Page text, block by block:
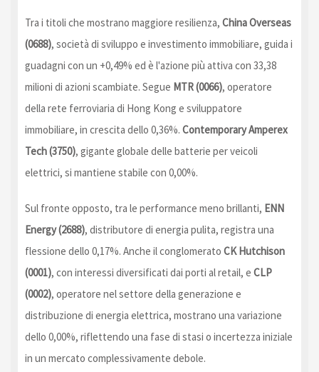
Tra i titoli che mostrano maggiore resilienza, China Overseas
(0688), società di sviluppo e investimento immobiliare, guida i
guadagni con un +0,49% ed è l'azione più attiva con 33,38
milioni di azioni scambiate. Segue MTR (0066), operatore
della rete ferroviaria di Hong Kong e sviluppatore
immobiliare, in crescita dello 0,36%. Contemporary Amperex
Tech (3750), gigante globale delle batterie per veicoli
elettrici, si mantiene stabile con 0,00%.
Sul fronte opposto, tra le performance meno brillanti, ENN
Energy (2688), distributore di energia pulita, registra una
flessione dello 0,17%. Anche il conglomerato CK Hutchison
(0001), con interessi diversificati dai porti al retail, e CLP
(0002), operatore nel settore della generazione e
distribuzione di energia elettrica, mostrano una variazione
dello 0,00%, riflettendo una fase di stasi o incertezza iniziale
in un mercato complessivamente debole.